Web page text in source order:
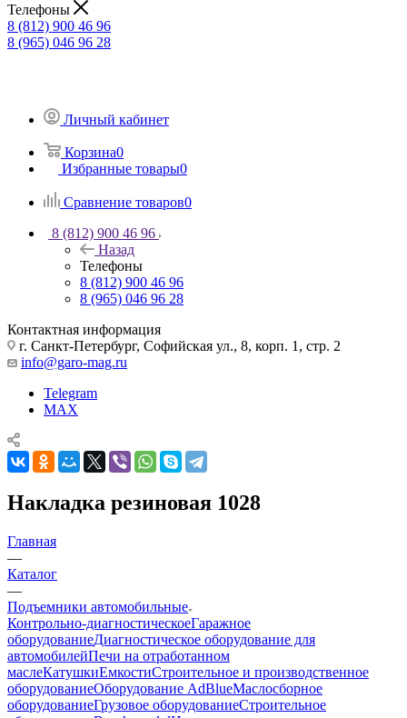
Телефоны
8 (812) 900 46 96
8 (965) 046 96 28
Личный кабинет
Корзина0
Избранные товары0
Сравнение товаров0
8 (812) 900 46 96
Назад
Телефоны
8 (812) 900 46 96
8 (965) 046 96 28
Контактная информация
г. Санкт-Петербург, Софийская ул., 8, корп. 1, стр. 2
info@garo-mag.ru
Telegram
MAX
Накладка резиновая 1028
Главная
—
Каталог
—
Подъемники автомобильные
Контрольно-диагностическоеГаражное
оборудованиеДиагностическое оборудование для
автомобилейПечи на отработанном
маслеКатушкиЕмкостиСтроительное и производственное
оборудованиеОборудование AdBlueМаслосборное
оборудованиеГрузовое оборудованиеСтроительное